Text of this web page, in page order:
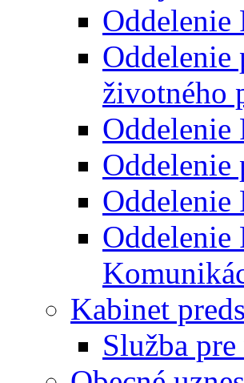
Oddelenie
Oddelenie
životného
Oddelenie
Oddelenie
Oddelenie
Oddelenie
Kabinet
Služba